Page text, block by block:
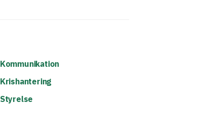
Kommunikation
Krishantering
Styrelse